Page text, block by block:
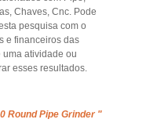
Chaves, Cnc. Pode
pesquisa com o
e financeiros das
atividade ou
esses resultados.
Round Pipe Grinder "